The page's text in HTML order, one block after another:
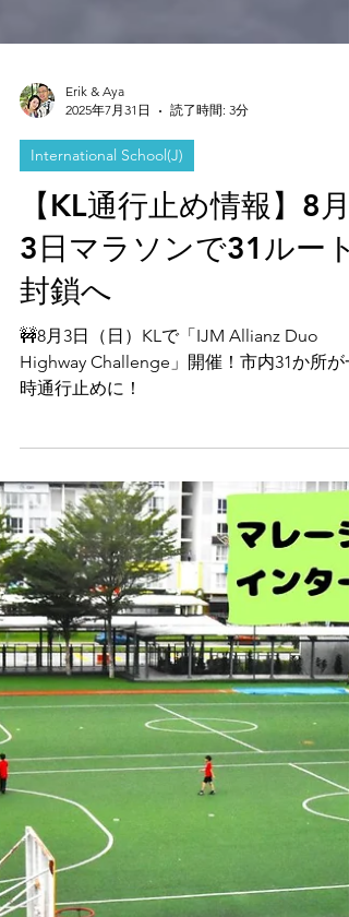
2025年7月31日
読了時間: 3分
International School(J)
【KL通行止め情報】8月
3日マラソンで31ルート
封鎖へ
Highway Challenge」開催！市内31か所が